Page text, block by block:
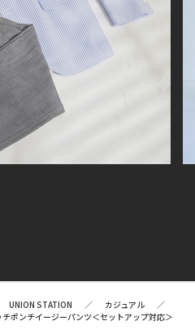
UNION STATION
カジュアル
ポンチイージーパンツ＜セットアップ対応＞